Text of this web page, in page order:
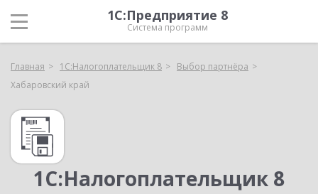
1С:Предприятие 8
Система программ
Главная 1С:Налогоплательщик 8
Выбор партнёра
Хабаровский край
1С:Налогоплательщик 8